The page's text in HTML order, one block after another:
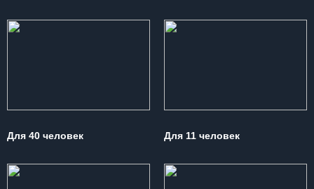
Для 40 человек Для 11 человек